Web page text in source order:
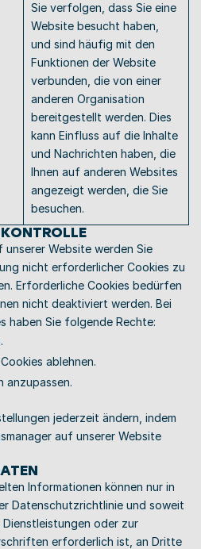
Sie verfolgen, dass Sie eine
Website besucht haben,
und sind häufig mit den
Funktionen der Website
verbunden, die von einer
anderen Organisation
bereitgestellt werden. Dies
kann Einfluss auf die Inhalte
und Nachrichten haben, die
Ihnen auf anderen Websites
angezeigt werden, die Sie
besuchen.
unserer Website werden Sie
nicht erforderlicher Cookies zu
Erforderliche Cookies bedürfen
nicht deaktiviert werden. Bei
haben Sie folgende Rechte:
ablehnen.
anzupassen.
jederzeit ändern, indem
auf unserer Website
Informationen können nur in
Datenschutzrichtlinie und soweit
oder zur
erforderlich ist, an Dritte